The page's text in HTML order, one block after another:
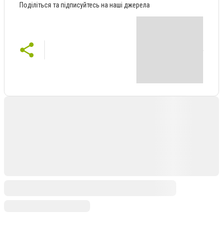
Поділіться та підписуйтесь на наші джерела